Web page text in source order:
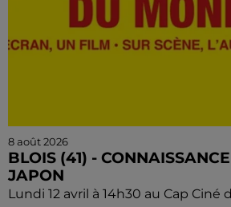
8 août 2026
BLOIS (41) -
JAPON
Lundi 12 avril à 14h30 au Cap Ciné